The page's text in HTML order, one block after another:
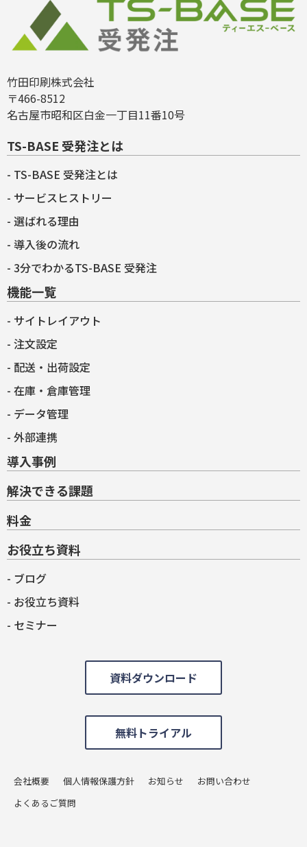
竹田印刷株式会社
〒466-8512
名古屋市昭和区白金一丁目11番10号
TS-BASE 受発注とは
TS-BASE 受発注とは
サービスヒストリー
選ばれる理由
導入後の流れ
3分でわかるTS-BASE 受発注
機能一覧
サイトレイアウト
注文設定
配送・出荷設定
在庫・倉庫管理
データ管理
外部連携
導入事例
解決できる課題
料金
お役立ち資料
ブログ
お役立ち資料
セミナー
資料ダウンロード
無料トライアル
会社概要 個人情報保護方針 お知らせ
お問い合わせ
よくあるご質問